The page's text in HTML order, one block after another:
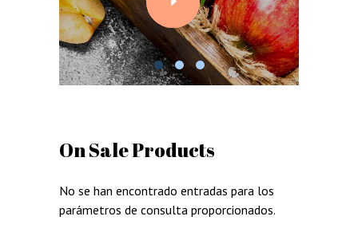
On Sale Products
No se han encontrado entradas para los
parámetros de consulta proporcionados.